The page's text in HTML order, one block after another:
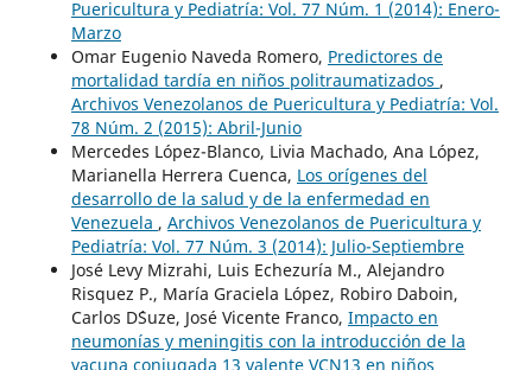
Puericultura y Pediatría: Vol. 77 Núm. 1 (2014): Enero-
Marzo
Omar Eugenio Naveda Romero, Predictores de
mortalidad tardía en niños politraumatizados ,
Archivos Venezolanos de Puericultura y Pediatría: Vol.
78 Núm. 2 (2015): Abril-Junio
Mercedes López-Blanco, Livia Machado, Ana López,
Marianella Herrera Cuenca, Los orígenes del
desarrollo de la salud y de la enfermedad en
Venezuela , Archivos Venezolanos de Puericultura y
Pediatría: Vol. 77 Núm. 3 (2014): Julio-Septiembre
José Levy Mizrahi, Luis Echezuría M., Alejandro
Risquez P., María Graciela López, Robiro Daboin,
Carlos D´Suze, José Vicente Franco, Impacto en
neumonías y meningitis con la introducción de la
vacuna conjugada 13 valente VCN13 en niños